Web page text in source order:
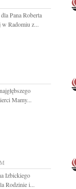
Pana Roberta
Radomiu z...
Mamy...
Izbickiego
Rodzinie i...